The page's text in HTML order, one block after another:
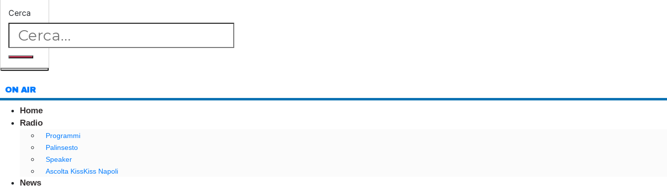
Cerca
ON AIR
Home
Radio
Programmi
Palinsesto
Speaker
Ascolta KissKiss Napoli
News